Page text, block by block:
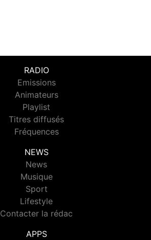
RADIO
Emissions
Animateurs
Playlist
Titres diffusés
Fréquences
NEWS
News
Musique
Sport
Lifestyle
Contacter la rédac
APPS